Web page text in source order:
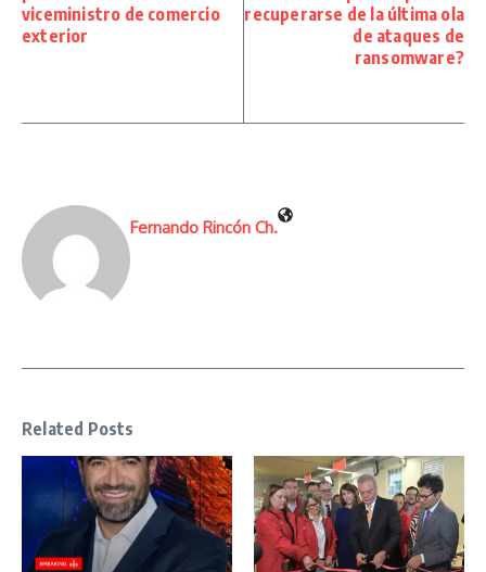
viceministro de comercio
exterior
recuperarse de la última ola
de ataques de
ransomware?
Fernando Rincón Ch.
Related Posts